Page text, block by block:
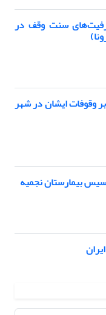
سنت وقف در
وقوفات ایشان در شهر
بیمارستان نجمیه